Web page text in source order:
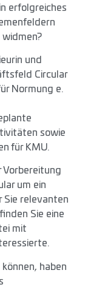
erfolgreiches
und
Circular
Normung e.
sowie
für KMU.
Vorbereitung
um ein
Sie relevanten
Sie eine
mit
haben